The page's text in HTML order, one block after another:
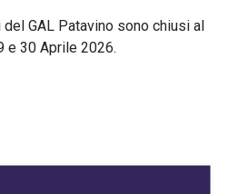
GAL Patavino sono chiusi al
e 30 Aprile 2026.